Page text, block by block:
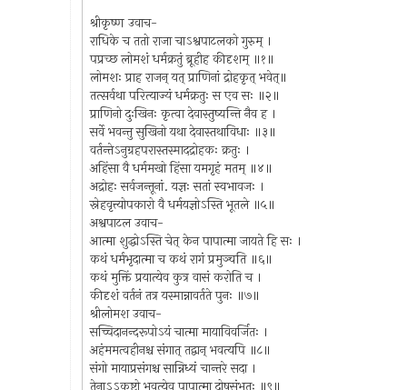
श्रीकृष्ण उवाच-
राधिके च ततो राजा चाऽश्वपाटलको गुरुम् ।
पप्रच्छ लोमशं धर्मक्रतुं ब्रूहीह कीदृशम् ॥१॥
लोमशः प्राह राजन् यत् प्राणिनां द्रोहकृत् भवेत्॥
तत्सर्वथा परित्याज्यं धर्मक्रतुः स एव सः ॥२॥
प्राणिनो दुःखिनः कृत्वा देवास्तुष्यन्ति नैव ह ।
सर्वे भवन्तु सुखिनो यथा देवास्तथाविधाः ॥३॥
वर्तन्तेऽनुग्रहपरास्तस्मादद्रोहकः क्रतुः ।
अहिंसा वै धर्ममखो हिंसा यमगृहं मतम् ॥४॥
अद्रोहः सर्वजन्तूनां. यज्ञः सतां स्वभावजः ।
स्नेहवृत्त्योपकारो वै धर्मयज्ञोऽस्ति भूतले ॥५॥
अश्वपाटल उवाच-
आत्मा शुद्धोऽस्ति चेत् केन पापात्मा जायते हि सः ।
कथं धर्मभृदात्मा च कथं रागं प्रमुञ्चति ॥६॥
कथं मुक्तिं प्रयात्येव कुत्र वासं करोति च ।
कीदृशं वर्तनं तत्र यस्मान्नावर्तते पुनः ॥७॥
श्रीलोमश उवाच-
सच्चिदानन्दरूपोऽयं चात्मा मायाविवर्जितः ।
अहंममत्वहीनश्च संगात् तद्वान् भवत्यपि ॥८॥
संगो मायाप्रसंगश्च सान्निध्यं चान्तरे सदा ।